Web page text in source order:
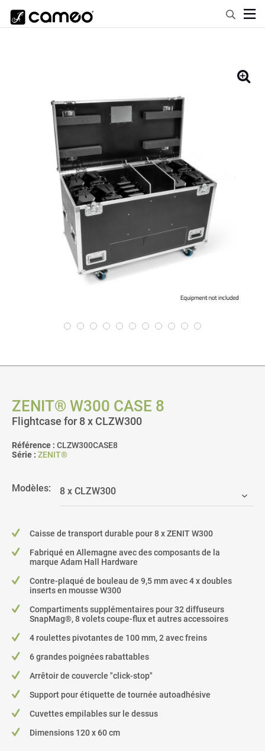
ZENIT® W300 CASE 8
Flightcase for 8 x CLZW300
Référence : CLZW300CASE8
Série : ZENIT®
Modèles:
Caisse de transport durable pour 8 x ZENIT W300
Fabriqué en Allemagne avec des composants de la
marque Adam Hall Hardware
Contre-plaqué de bouleau de 9,5 mm avec 4 x doubles
inserts en mousse W300
Compartiments supplémentaires pour 32 diffuseurs
SnapMag®, 8 volets coupe-flux et autres accessoires
4 roulettes pivotantes de 100 mm, 2 avec freins
6 grandes poignées rabattables
Arrêtoir de couvercle "click-stop"
Support pour étiquette de tournée autoadhésive
Cuvettes empilables sur le dessus
Dimensions 120 x 60 cm